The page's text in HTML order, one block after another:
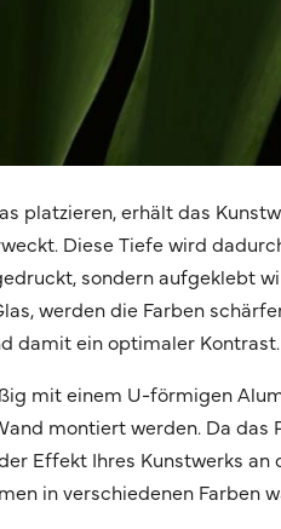
platzieren, erhält das
Diese Tiefe wird
sondern aufgeklebt
werden die Farben
damit ein optimaler Kontrast.
mit einem U-förmigen
montiert werden. Da das
Effekt Ihres Kunstwerks an
in verschiedenen Farben